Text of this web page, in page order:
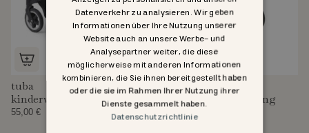
tuba
kinderwagenabdeckung
55,00 €
tuba
kinderwagenabdeckung
55,00 €
Datenverkehr zu analysieren. Wir geben
Informationen über Ihre Nutzung unserer
Website auch an unsere Werbe- und
Analysepartner weiter, die diese
möglicherweise mit anderen Informationen
kombinieren, die Sie ihnen bereitgestellt haben
oder die sie im Rahmen Ihrer Nutzung ihrer
Dienste gesammelt haben.
Datenschutzrichtlinie